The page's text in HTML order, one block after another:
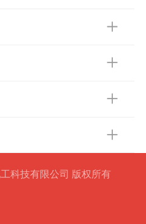
科技有限公司 版权所有